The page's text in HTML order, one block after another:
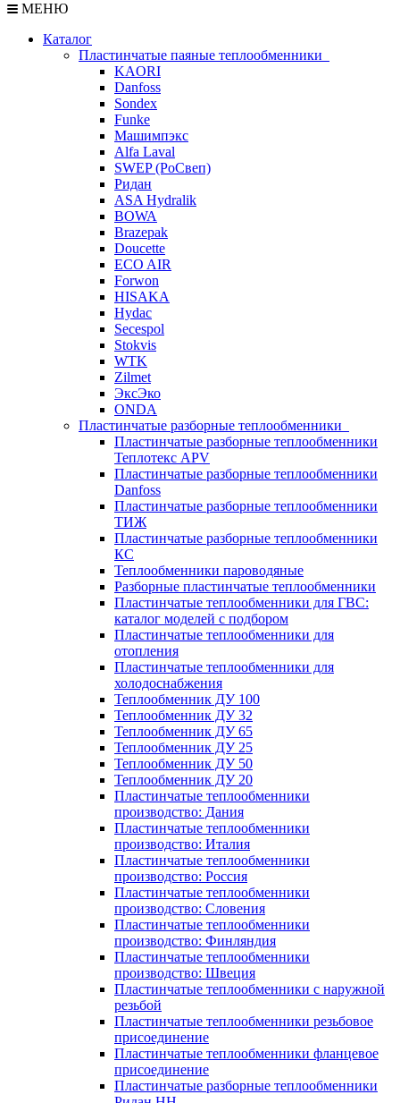
МЕНЮ
Каталог
Пластинчатые паяные теплообменники
KAORI
Danfoss
Sondex
Funke
Машимпэкс
Alfa Laval
SWEP (РоСвеп)
Ридан
ASA Hydralik
BOWA
Brazepak
Doucette
ECO AIR
Forwon
HISAKA
Hydac
Secespol
Stokvis
WTK
Zilmet
ЭксЭко
ONDA
Пластинчатые разборные теплообменники
Пластинчатые разборные теплообменники
Теплотекс APV
Пластинчатые разборные теплообменники
Danfoss
Пластинчатые разборные теплообменники
ТИЖ
Пластинчатые разборные теплообменники
КC
Теплообменники пароводяные
Разборные пластинчатые теплообменники
Пластинчатые теплообменники для ГВС:
каталог моделей с подбором
Пластинчатые теплообменники для
отопления
Пластинчатые теплообменники для
холодоснабжения
Теплообменник ДУ 100
Теплообменник ДУ 32
Теплообменник ДУ 65
Теплообменник ДУ 25
Теплообменник ДУ 50
Теплообменник ДУ 20
Пластинчатые теплообменники
производство: Дания
Пластинчатые теплообменники
производство: Италия
Пластинчатые теплообменники
производство: Россия
Пластинчатые теплообменники
производство: Словения
Пластинчатые теплообменники
производство: Финляндия
Пластинчатые теплообменники
производство: Швеция
Пластинчатые теплообменники с наружной
резьбой
Пластинчатые теплообменники резьбовое
присоединение
Пластинчатые теплообменники фланцевое
присоединение
Пластинчатые разборные теплообменники